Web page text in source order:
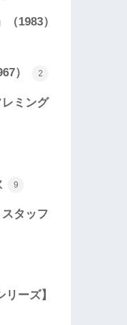
1983）
） 2
ミング
9
タッフ
ーズ】